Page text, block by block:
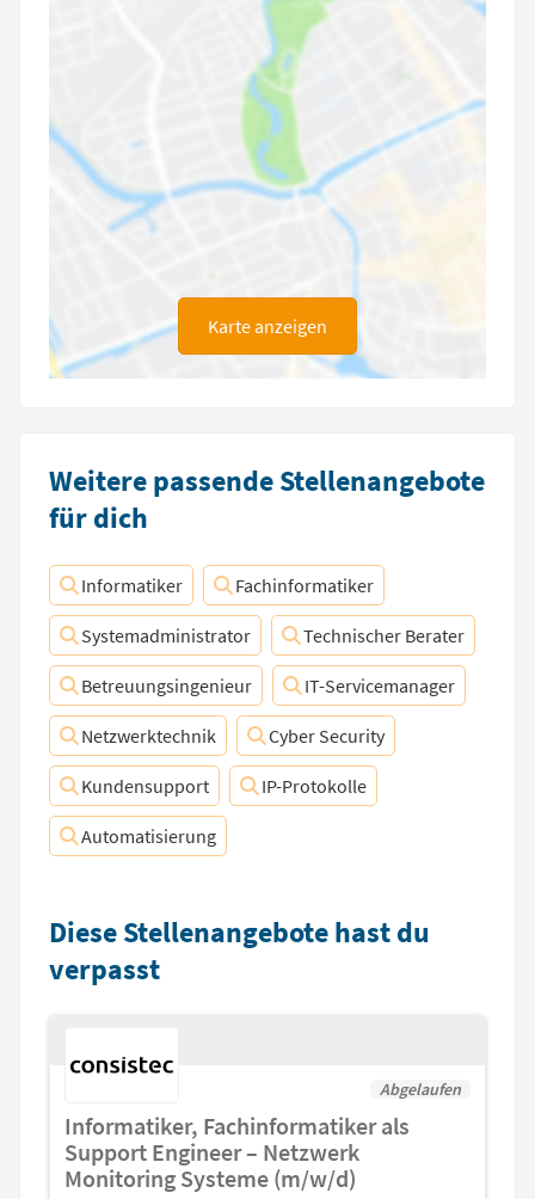
Karte anzeigen
Weitere passende Stellenangebote
für dich
Informatiker Fachinformatiker
Systemadministrator Technischer Berater
Betreuungsingenieur IT-Servicemanager
Netzwerktechnik Cyber Security
Kundensupport IP-Protokolle
Automatisierung
Diese Stellenangebote hast du
verpasst
Abgelaufen
Informatiker, Fachinformatiker als
Support Engineer – Netzwerk
Monitoring Systeme (m/w/d)